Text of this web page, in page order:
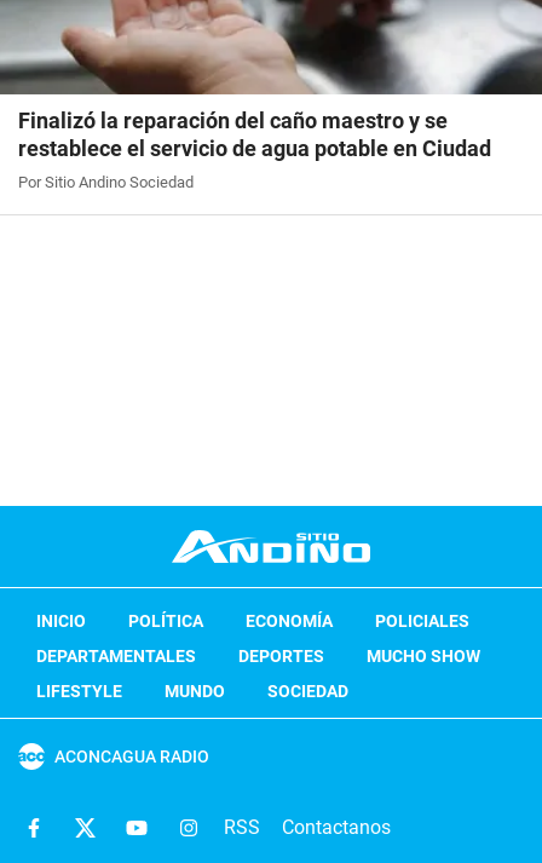
Finalizó la reparación del caño maestro y se
restablece el servicio de agua potable en Ciudad
Por Sitio Andino Sociedad
INICIO POLÍTICA ECONOMÍA
POLICIALES
DEPARTAMENTALES
DEPORTES
MUCHO SHOW
LIFESTYLE
MUNDO SOCIEDAD
ACONCAGUA RADIO
RSS Contactanos